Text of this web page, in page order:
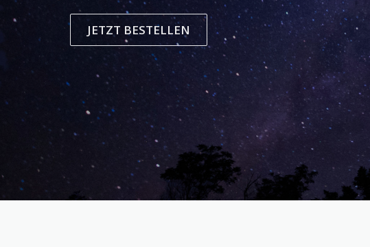
JETZT BESTELLEN